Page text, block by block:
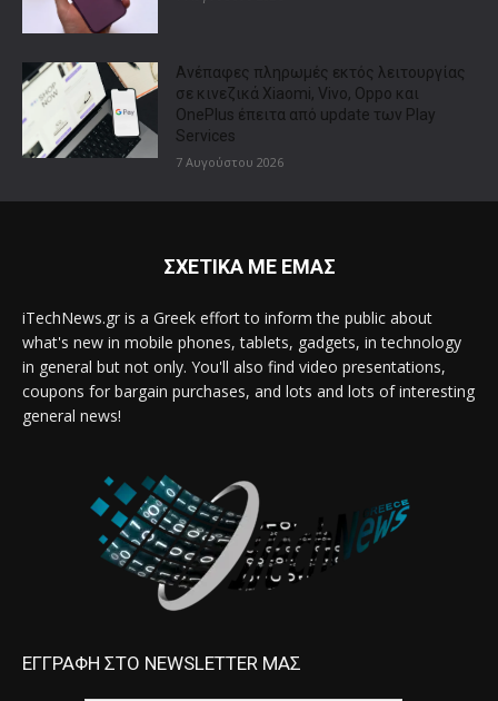
Ανέπαφες πληρωμές εκτός λειτουργίας
σε κινεζικά Xiaomi, Vivo, Oppo και
OnePlus έπειτα από update των Play
Services
7 Αυγούστου 2026
ΣΧΕΤΙΚΑ ΜΕ ΕΜΑΣ
iTechNews.gr is a Greek effort to inform the public about
what's new in mobile phones, tablets, gadgets, in technology
in general but not only. You'll also find video presentations,
coupons for bargain purchases, and lots and lots of interesting
general news!
ΕΓΓΡΑΦΗ ΣΤΟ NEWSLETTER ΜΑΣ